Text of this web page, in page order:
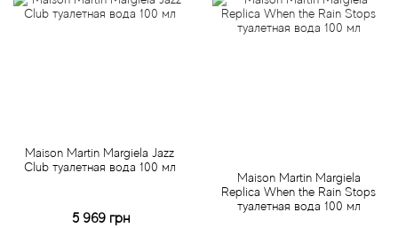
Maison Martin Margiela Jazz
Club туалетная вода 100 мл
5 969 грн
Maison Martin Margiela
Replica When the Rain Stops
туалетная вода 100 мл
Aj Arabia (Widian)
Al Jazeera